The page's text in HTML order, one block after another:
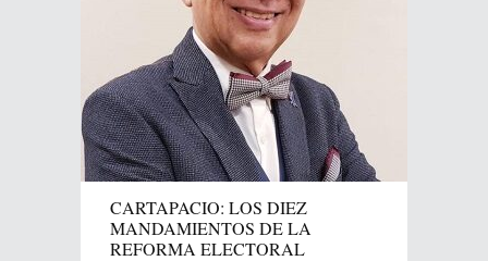
CARTAPACIO: LOS DIEZ
MANDAMIENTOS DE LA
REFORMA ELECTORAL